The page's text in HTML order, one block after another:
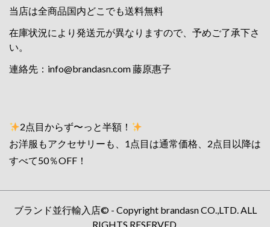
当店は全商品国内どこでも送料無料
在庫状況により発送元が異なりますので、予めご了承下さ
い。
連絡先： info@brandasn.com藤原惠子
2点目からず〜っと半額！
お洋服もアクセサリーも、1点目は通常価格、2点目以降は
すべて50％OFF！
ブランド並行輸入店© - Copyright brandasn CO.,LTD. ALL
RIGHTS RESERVED.